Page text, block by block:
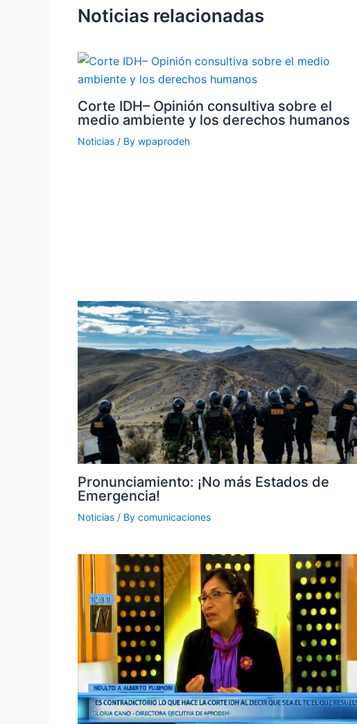
Noticias relacionadas
Corte IDH– Opinión consultiva sobre el
medio ambiente y los derechos humanos
Noticias / By wpaprodeh
Pronunciamiento: ¡No más Estados de
Emergencia!
Noticias / By comunicaciones